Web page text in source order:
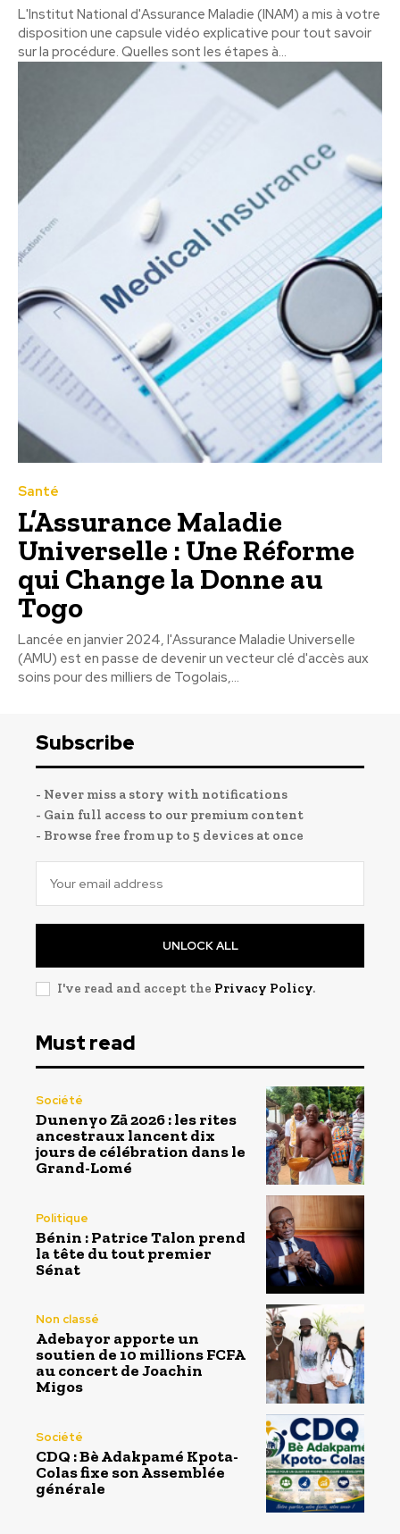
L'Institut National d'Assurance Maladie (INAM) a mis à votre
disposition une capsule vidéo explicative pour tout savoir
sur la procédure. Quelles sont les étapes à...
Santé
L’Assurance Maladie
Universelle : Une Réforme
qui Change la Donne au
Togo
Lancée en janvier 2024, l'Assurance Maladie Universelle
(AMU) est en passe de devenir un vecteur clé d'accès aux
soins pour des milliers de Togolais,...
Subscribe
- Never miss a story with notifications
- Gain full access to our premium content
- Browse free from up to 5 devices at once
UNLOCK ALL
I've read and accept the Privacy Policy.
Must read
Société
Dunenyo Zā 2026 : les rites
ancestraux lancent dix
jours de célébration dans le
Grand-Lomé
Politique
Bénin : Patrice Talon prend
la tête du tout premier
Sénat
Non classé
Adebayor apporte un
soutien de 10 millions FCFA
au concert de Joachin
Migos
Société
CDQ : Bè Adakpamé Kpota-
Colas fixe son Assemblée
générale